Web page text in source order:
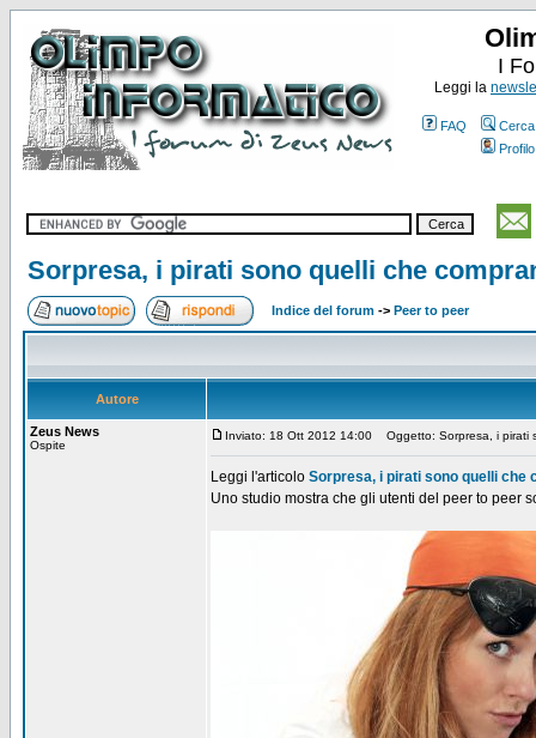
I
Leggi la
FAQ
Cerca
Profilo
Sorpresa, i pirati sono quelli che
Indice del forum -> Peer to peer
Autore
Zeus News
Ospite
Inviato: 18 Ott 2012 14:00 Oggetto: Sorpresa, i pirati
Leggi l'articolo Sorpresa, i pirati sono quelli che
Uno studio mostra che gli utenti del peer to peer